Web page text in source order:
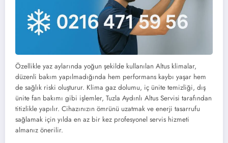
Özellikle yaz aylarında yoğun şekilde kullanılan Altus klimalar,
düzenli bakım yapılmadığında hem performans kaybı yaşar hem
de sağlık riski oluşturur. Klima gaz dolumu, iç ünite temizliği, dış
ünite fan bakımı gibi işlemler, Tuzla Aydınlı Altus Servisi tarafından
titizlikle yapılır. Cihazınızın ömrünü uzatmak ve enerji tasarrufu
sağlamak için yılda en az bir kez profesyonel servis hizmeti
almanız önerilir.